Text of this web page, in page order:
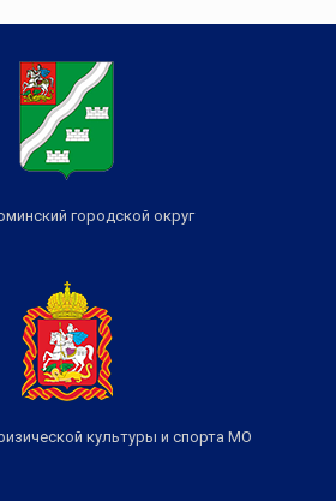
городской округ
культуры и спорта МО